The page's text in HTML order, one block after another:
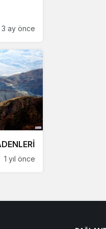
3 ay önce
1 yıl önce